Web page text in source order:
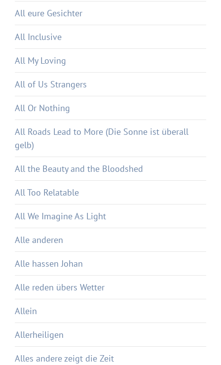
All eure Gesichter
All Inclusive
All My Loving
All of Us Strangers
All Or Nothing
All Roads Lead to More (Die Sonne ist überall
gelb)
All the Beauty and the Bloodshed
All Too Relatable
All We Imagine As Light
Alle anderen
Alle hassen Johan
Alle reden übers Wetter
Allein
Allerheiligen
Alles andere zeigt die Zeit